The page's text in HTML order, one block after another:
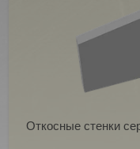
Откосные стенки